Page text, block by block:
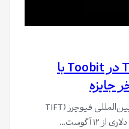
بازگشت رقابت بزرگ TIFT در Toobit با
توبیت جدیدترین دوره مسابقات بین‌المللی فیوچرز (TIFT